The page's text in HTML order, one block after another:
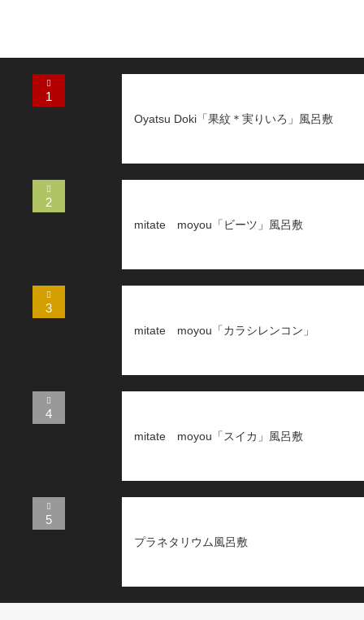
1
Oyatsu Doki「果紋＊実りいろ」風呂敷
2
mitate moyou「ビーツ」風呂敷
3
mitate moyou「カラシレンコン」
4
mitate moyou「スイカ」風呂敷
5
プラネタリウム風呂敷